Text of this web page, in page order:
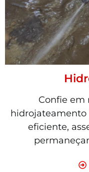
Confie em
hidrojateamento
eficiente,